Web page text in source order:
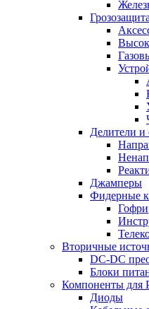
Грозозащита
Делители
Джамперы
Фидерные
Вторичные
DC-DC
Блоки
Компоненты для
Диоды